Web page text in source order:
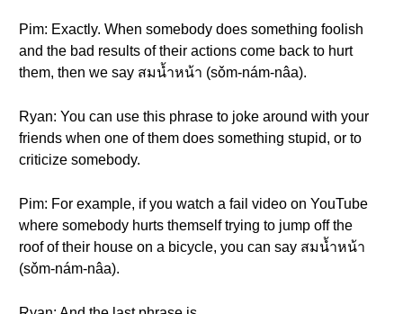
Pim: Exactly. When somebody does something foolish
and the bad results of their actions come back to hurt
them, then we say สมน้ำหน้า (sǒm-nám-nâa).
Ryan: You can use this phrase to joke around with your
friends when one of them does something stupid, or to
criticize somebody.
Pim: For example, if you watch a fail video on YouTube
where somebody hurts themself trying to jump off the
roof of their house on a bicycle, you can say สมน้ำหน้า
(sǒm-nám-nâa).